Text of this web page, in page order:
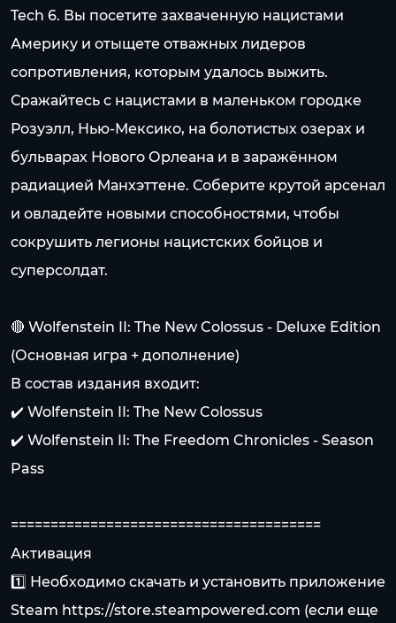
Tech 6. Вы посетите захваченную нацистами
Америку и отыщете отважных лидеров
сопротивления, которым удалось выжить.
Сражайтесь с нацистами в маленьком городке
Розуэлл, Нью-Мексико, на болотистых озерах и
бульварах Нового Орлеана и в заражённом
радиацией Манхэттене. Соберите крутой арсенал
и овладейте новыми способностями, чтобы
сокрушить легионы нацистских бойцов и
суперсолдат.
🔴 Wolfenstein II: The New Colossus - Deluxe Edition
(Основная игра + дополнение)
В состав издания входит:
✔️ Wolfenstein II: The New Colossus
✔️ Wolfenstein II: The Freedom Chronicles - Season
Pass
=======================================
Активация
1️⃣ Необходимо скачать и установить приложение
Steam https://store.steampowered.com (если еще